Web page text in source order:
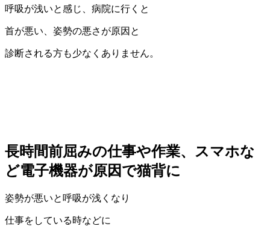
呼吸が浅いと感じ、病院に行くと
首が悪い、姿勢の悪さが原因と
診断される方も少なくありません。
長時間前屈みの仕事や作業、スマホな
ど電子機器が原因で猫背に
姿勢が悪いと呼吸が浅くなり
仕事をしている時などに